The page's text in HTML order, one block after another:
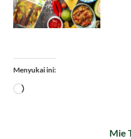
Menyukai ini:
Memuat...
Mie